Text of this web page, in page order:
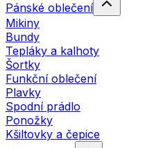
Pánské oblečení
Mikiny
Bundy
Tepláky a kalhoty
Šortky
Funkční oblečení
Plavky
Spodní prádlo
Ponožky
Kšiltovky a čepice